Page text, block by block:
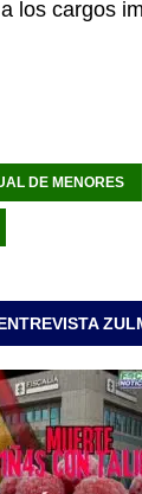
los cargos
DE MENORES